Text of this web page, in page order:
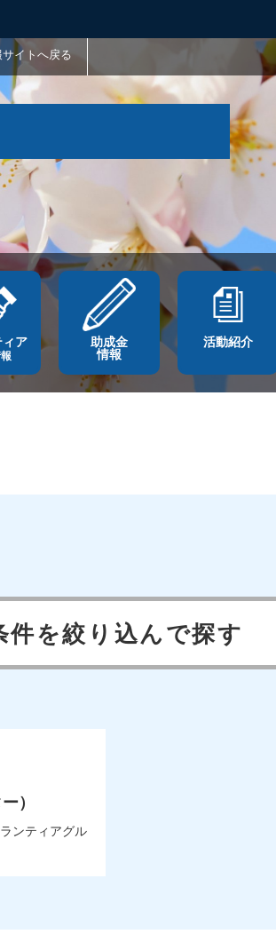
イトへ戻る
ィア
助成金
情報
活動紹介
件を絞り込んで探す
）
ンティアグル